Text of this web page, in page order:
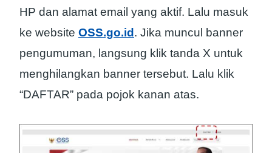
HP dan alamat email yang aktif. Lalu masuk
ke website OSS.go.id. Jika muncul banner
pengumuman, langsung klik tanda X untuk
menghilangkan banner tersebut. Lalu klik
“DAFTAR” pada pojok kanan atas.